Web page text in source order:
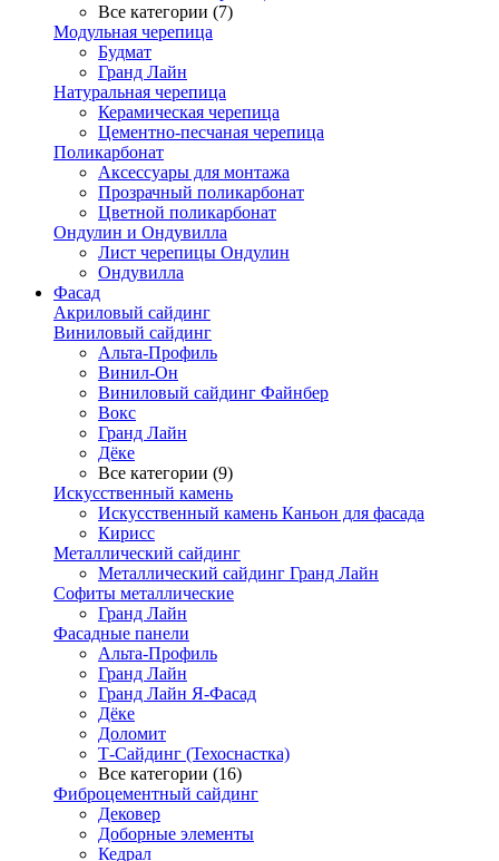
Все категории (7)
Модульная черепица
Будмат
Гранд Лайн
Натуральная черепица
Керамическая черепица
Цементно-песчаная черепица
Поликарбонат
Аксессуары для монтажа
Прозрачный поликарбонат
Цветной поликарбонат
Ондулин и Ондувилла
Лист черепицы Ондулин
Ондувилла
Фасад
Акриловый сайдинг
Виниловый сайдинг
Альта-Профиль
Винил-Он
Виниловый сайдинг Файнбер
Вокс
Гранд Лайн
Дёке
Все категории (9)
Искусственный камень
Искусственный камень Каньон для фасада
Кирисс
Металлический сайдинг
Металлический сайдинг Гранд Лайн
Софиты металлические
Гранд Лайн
Фасадные панели
Альта-Профиль
Гранд Лайн
Гранд Лайн Я-Фасад
Дёке
Доломит
Т-Сайдинг (Техоснастка)
Все категории (16)
Фиброцементный сайдинг
Дековер
Доборные элементы
Кедрал